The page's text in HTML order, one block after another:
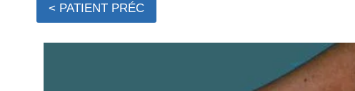
< PATIENT PRÉC